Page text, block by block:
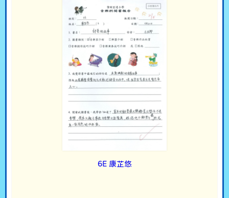
6E 康芷悠